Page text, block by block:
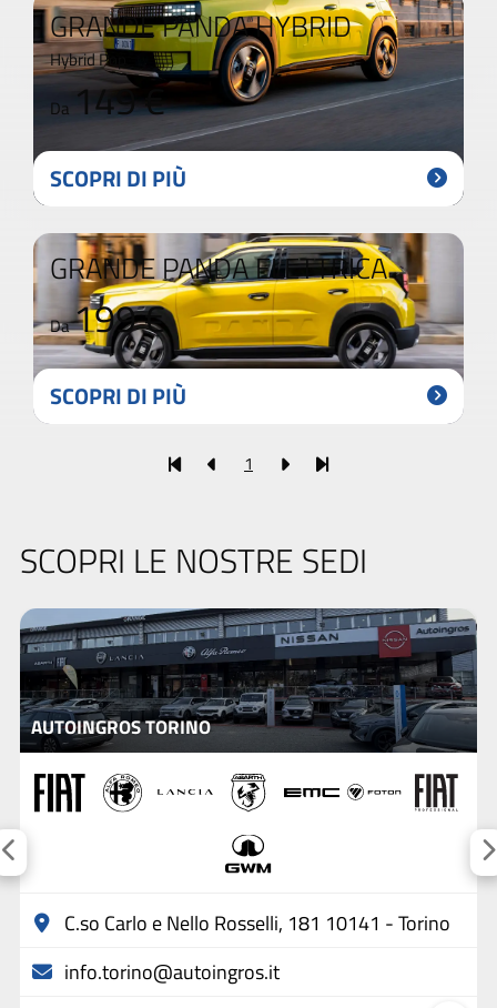
GRANDE PANDA HYBRID
Hybrid Pop
Da149 €
SCOPRI DI PIÙ
GRANDE PANDA ELETTRICA
Da199 €
SCOPRI DI PIÙ
1
SCOPRI LE NOSTRE SEDI
AUTOINGROS TORINO
C.so Carlo e Nello Rosselli, 181 10141 - Torino
info.torino@autoingros.it